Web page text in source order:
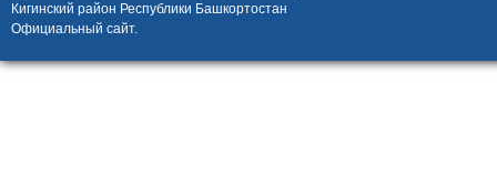
Кигинский район Республики Башкортостан
Официальный сайт.